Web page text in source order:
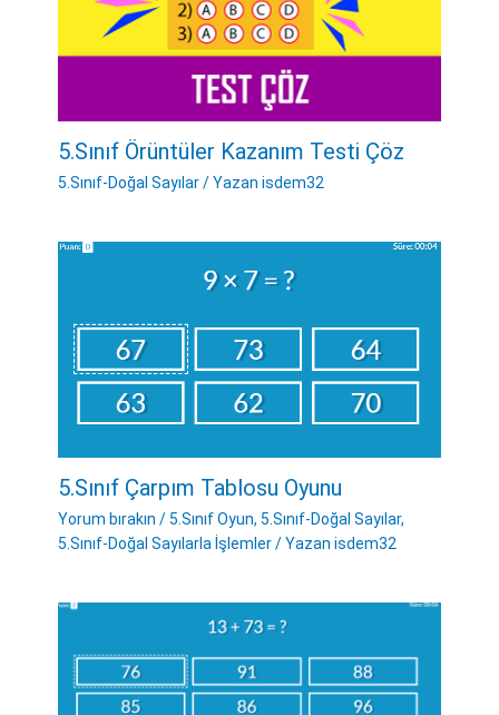
5.Sınıf Örüntüler Kazanım Testi Çöz
5.Sınıf-Doğal Sayılar/ Yazan isdem32
5.Sınıf Çarpım Tablosu Oyunu
Yorum bırakın /5.Sınıf Oyun, 5.Sınıf-Doğal Sayılar,
5.Sınıf-Doğal Sayılarla İşlemler/ Yazan isdem32